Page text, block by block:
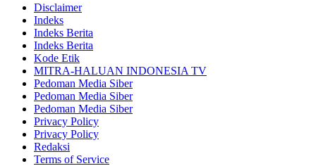
Disclaimer
Indeks
Indeks Berita
Indeks Berita
Kode Etik
MITRA-HALUAN INDONESIA TV
Pedoman Media Siber
Pedoman Media Siber
Pedoman Media Siber
Privacy Policy
Privacy Policy
Redaksi
Terms of Service